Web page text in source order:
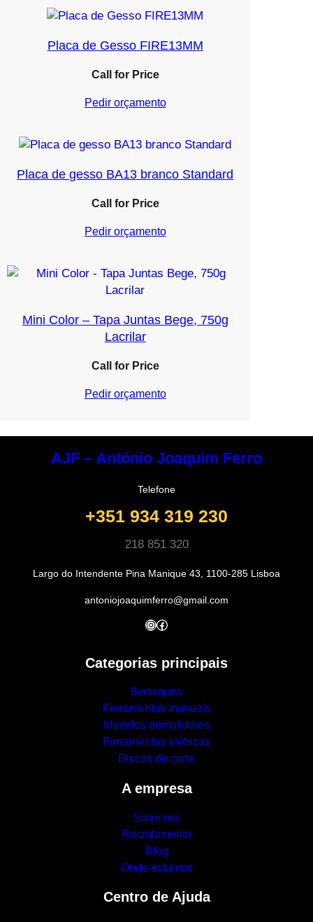
Placa de Gesso FIRE13MM
Call for Price
Pedir orçamento
Placa de gesso BA13 branco Standard
Call for Price
Pedir orçamento
Mini Color – Tapa Juntas Bege, 750g
Lacrilar
Call for Price
Pedir orçamento
AJF – António Joaquim Ferro
Telefone
+351 934 319 230
218 851 320
Largo do Intendente Pina Manique 43, 1100-285 Lisboa
antoniojoaquimferro@gmail.com
InstagramFacebook
Categorias principais
Berbequins
Ferramentas manuais
Martelos demolidores
Ferramentas elétricas
Discos de corte
A empresa
Sobre nós
Recrutamento
Blog
Onde estamos
Centro de Ajuda